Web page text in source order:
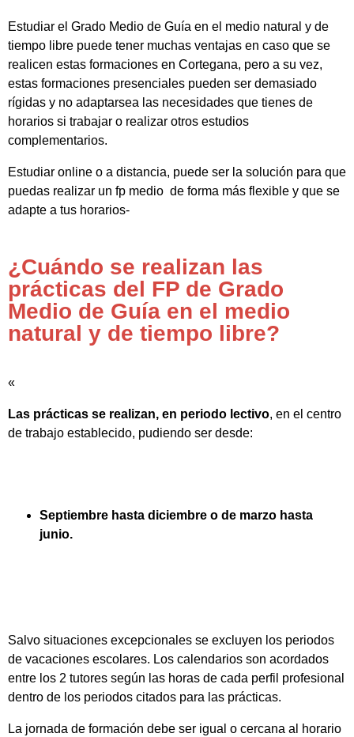
Estudiar el Grado Medio de Guía en el medio natural y de
tiempo libre puede tener muchas ventajas en caso que se
realicen estas formaciones en Cortegana, pero a su vez,
estas formaciones presenciales pueden ser demasiado
rígidas y no adaptarsea las necesidades que tienes de
horarios si trabajar o realizar otros estudios
complementarios.
Estudiar online o a distancia, puede ser la solución para que
puedas realizar un fp medio de forma más flexible y que se
adapte a tus horarios-
¿Cuándo se realizan las
prácticas del FP de Grado
Medio de Guía en el medio
natural y de tiempo libre?
«
Las prácticas se realizan, en periodo lectivo, en el centro
de trabajo establecido, pudiendo ser desde:
Septiembre hasta diciembre o de marzo hasta
junio.
Salvo situaciones excepcionales se excluyen los periodos
de vacaciones escolares. Los calendarios son acordados
entre los 2 tutores según las horas de cada perfil profesional
dentro de los periodos citados para las prácticas.
La jornada de formación debe ser igual o cercana al horario